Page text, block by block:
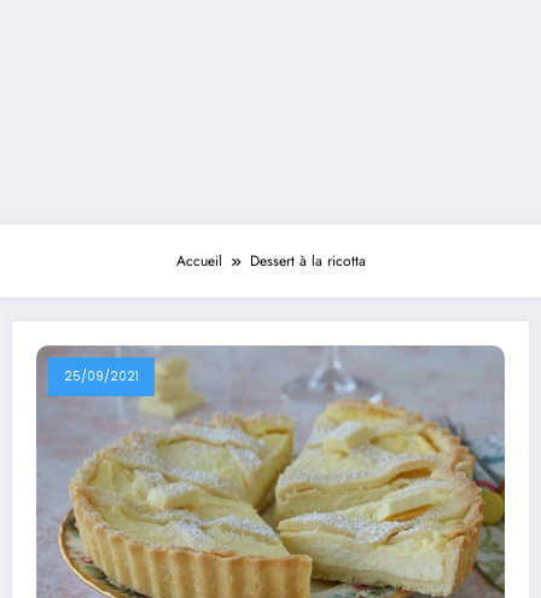
Accueil Dessert à la ricotta
25/09/2021